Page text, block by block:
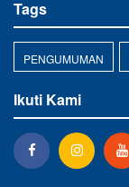
Tags
PENGUMUMAN
Ikuti Kami